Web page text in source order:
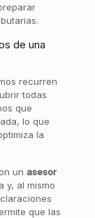
de una
recurren
todas
que
lo que
la
un asesor
y, al mismo
que las